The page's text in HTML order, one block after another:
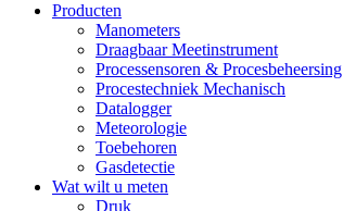
Producten
Manometers
Draagbaar Meetinstrument
Processensoren & Procesbeheersing
Procestechniek Mechanisch
Datalogger
Meteorologie
Toebehoren
Gasdetectie
Wat wilt u meten
Druk